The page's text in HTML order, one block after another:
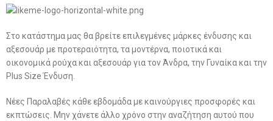
Στο κατάστημα μας θα βρείτε επιλεγμένες μάρκες ένδυσης και
αξεσουάρ με προτεραιότητα, τα μοντέρνα, ποιοτικά και
οικονομικά ρούχα και αξεσουάρ για τον Άνδρα, την Γυναίκα και την
Plus Size Ένδυση.
Νέες Παραλαβές κάθε εβδομάδα με καινούργιες προσφορές και
εκπτώσεις. Μην χάνετε άλλο χρόνο στην αναζήτηση αυτού που